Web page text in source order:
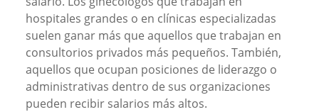
hospitales grandes o en clínicas especializadas
suelen ganar más que aquellos que trabajan en
consultorios privados más pequeños. También,
aquellos que ocupan posiciones de liderazgo o
administrativas dentro de sus organizaciones
pueden recibir salarios más altos.